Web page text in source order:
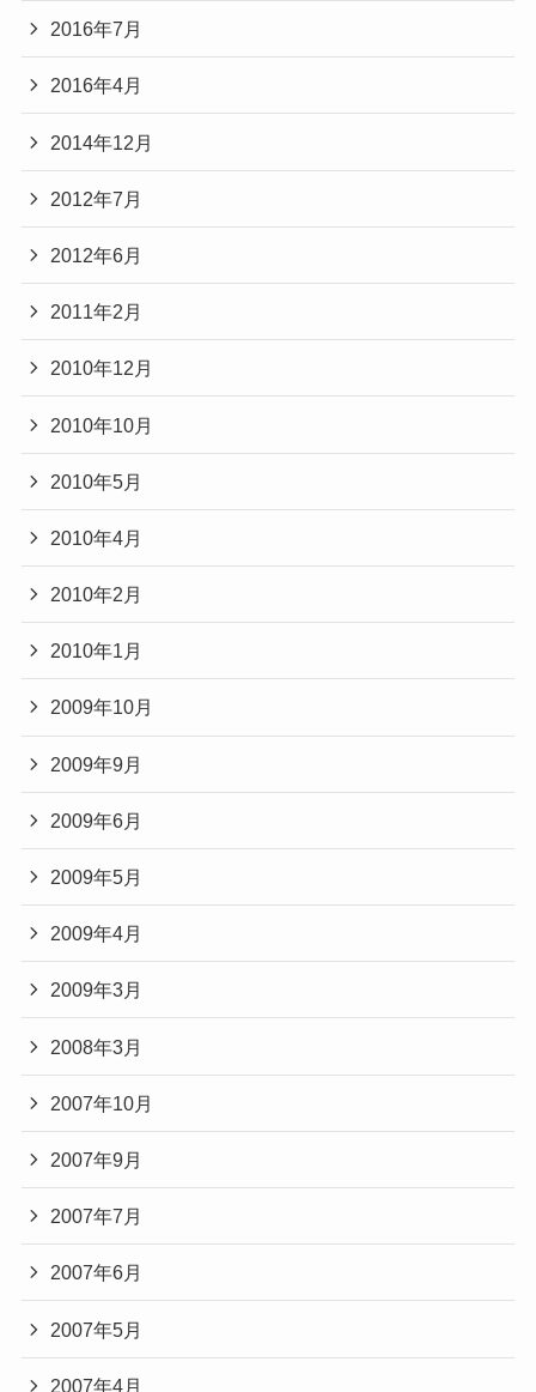
2016年7月
2016年4月
2014年12月
2012年7月
2012年6月
2011年2月
2010年12月
2010年10月
2010年5月
2010年4月
2010年2月
2010年1月
2009年10月
2009年9月
2009年6月
2009年5月
2009年4月
2009年3月
2008年3月
2007年10月
2007年9月
2007年7月
2007年6月
2007年5月
2007年4月